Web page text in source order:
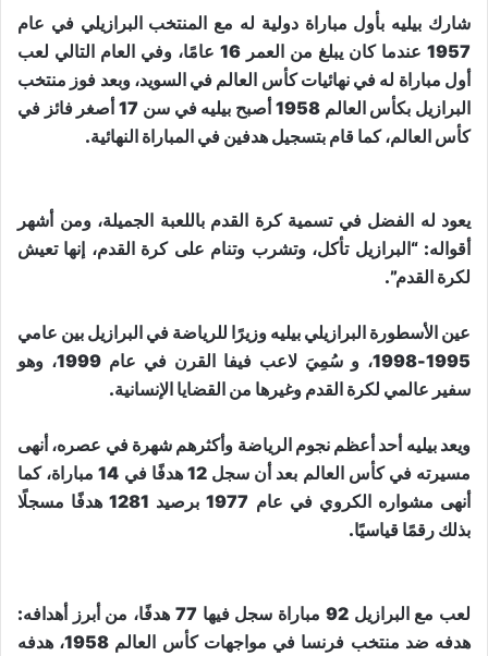
شارك بيليه بأول مباراة دولية له مع المنتخب البرازيلي في عام
1957 عندما كان يبلغ من العمر 16 عامًا، وفي العام التالي لعب
أول مباراة له في نهائيات كأس العالم في السويد، وبعد فوز منتخب
البرازيل بكأس العالم 1958 أصبح بيليه في سن 17 أصغر فائز في
كأس العالم، كما قام بتسجيل هدفين في المباراة ​النهائي​ة.
يعود له الفضل في تسمية كرة القدم باللعبة الجميلة، ومن أشهر
أقواله: “البرازيل تأكل، وتشرب وتنام على كرة القدم، إنها تعيش
لكرة القدم”.
عين الأسطورة البرازيلي بيليه وزيرًا للرياضة في البرازيل بين عامي
1995-1998، و سُمِيَ لاعب فيفا القرن في عام 1999، وهو
سفير عالمي لكرة القدم وغيرها من القضايا الإنسانية.
ويعد بيليه أحد أعظم نجوم الرياضة وأكثرهم شهرة في عصره، أنهى
مسيرته في كأس العالم بعد أن سجل 12 هدفًا في 14 مباراة، كما
أنهى مشواره الكروي في عام 1977 برصيد 1281 هدفًا مسجلًا
بذلك رقمًا قياسيًا.
لعب مع البرازيل 92 مباراة سجل فيها 77 هدفًا، من أبرز أهدافه:
هدفه ضد منتخب فرنسا في مواجهات كأس العالم 1958، هدفه